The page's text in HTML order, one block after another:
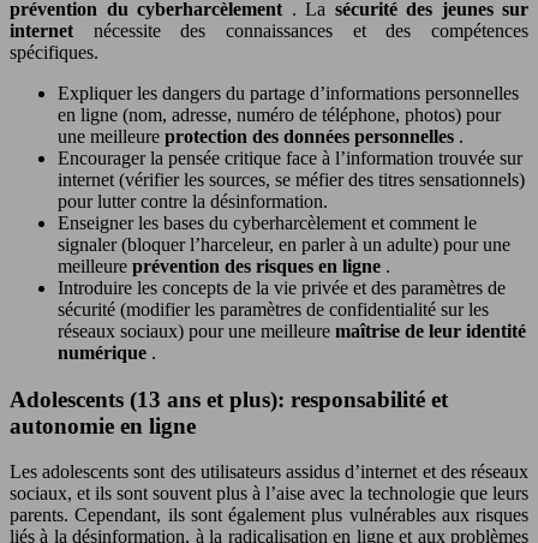
prévention du cyberharcèlement . La sécurité des jeunes sur
internet nécessite des connaissances et des compétences
spécifiques.
Expliquer les dangers du partage d’informations personnelles
en ligne (nom, adresse, numéro de téléphone, photos) pour
une meilleure protection des données personnelles .
Encourager la pensée critique face à l’information trouvée sur
internet (vérifier les sources, se méfier des titres sensationnels)
pour lutter contre la désinformation.
Enseigner les bases du cyberharcèlement et comment le
signaler (bloquer l’harceleur, en parler à un adulte) pour une
meilleure prévention des risques en ligne .
Introduire les concepts de la vie privée et des paramètres de
sécurité (modifier les paramètres de confidentialité sur les
réseaux sociaux) pour une meilleure maîtrise de leur identité
numérique .
Adolescents (13 ans et plus): responsabilité et
autonomie en ligne
Les adolescents sont des utilisateurs assidus d’internet et des réseaux
sociaux, et ils sont souvent plus à l’aise avec la technologie que leurs
parents. Cependant, ils sont également plus vulnérables aux risques
liés à la désinformation, à la radicalisation en ligne et aux problèmes